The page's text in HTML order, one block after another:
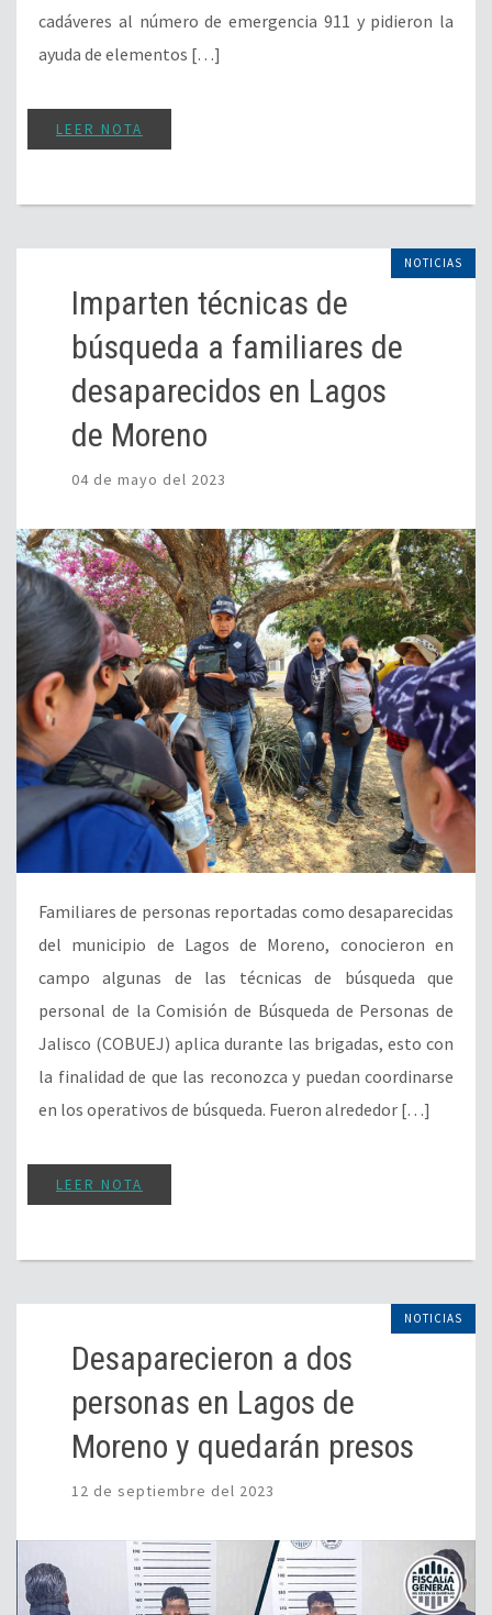
cadáveres al número de emergencia 911 y pidieron la
ayuda de elementos […]
LEER NOTA
NOTICIAS
Imparten técnicas de
búsqueda a familiares de
desaparecidos en Lagos
de Moreno
04 de mayo del 2023
Familiares de personas reportadas como desaparecidas
del municipio de Lagos de Moreno, conocieron en
campo algunas de las técnicas de búsqueda que
personal de la Comisión de Búsqueda de Personas de
Jalisco (COBUEJ) aplica durante las brigadas, esto con
la finalidad de que las reconozca y puedan coordinarse
en los operativos de búsqueda. Fueron alrededor […]
LEER NOTA
NOTICIAS
Desaparecieron a dos
personas en Lagos de
Moreno y quedarán presos
12 de septiembre del 2023